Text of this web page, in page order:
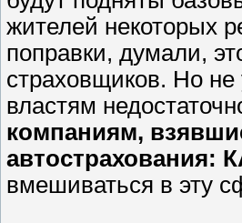
жителей некоторых
поправки, думали,
страховщиков. Но не
властям
компаниям,
автострахования:
вмешиваться в эту